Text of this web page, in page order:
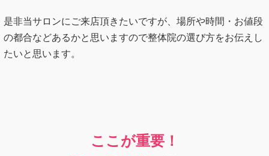
是非当サロンにご来店頂きたいですが、場所や時間・お値段
の都合などあるかと思いますので整体院の選び方をお伝えし
たいと思います。
ここが重要！